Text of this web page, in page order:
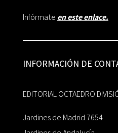
Infórmate en este enlace.
INFORMACIÓN DE
EDITORIAL OCTAEDRO
Jardines de Madrid 7654